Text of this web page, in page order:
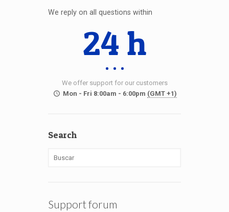
We reply on all questions within
24 h
We offer support for our customers
Mon - Fri 8:00am - 6:00pm (GMT +1)
Search
Support forum